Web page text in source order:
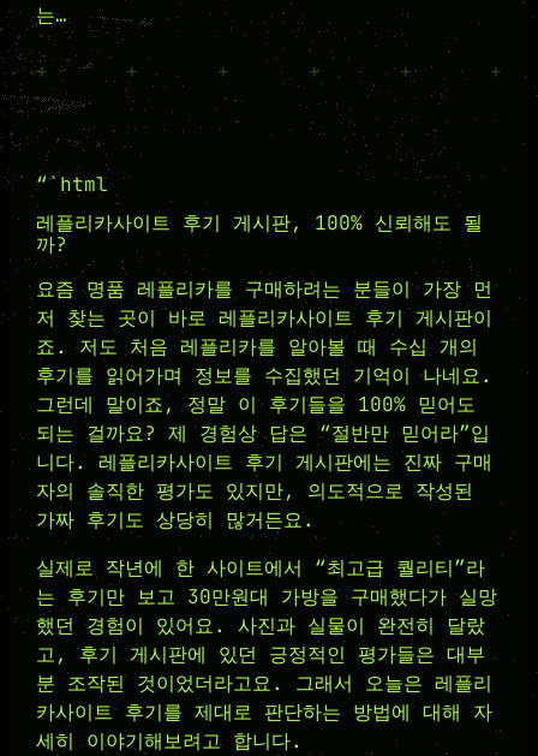
는…
+ + + + + +
“`html
레플리카사이트 후기 게시판, 100% 신뢰해도 될
까?
요즘 명품 레플리카를 구매하려는 분들이 가장 먼
저 찾는 곳이 바로 레플리카사이트 후기 게시판이
죠. 저도 처음 레플리카를 알아볼 때 수십 개의
후기를 읽어가며 정보를 수집했던 기억이 나네요.
그런데 말이죠, 정말 이 후기들을 100% 믿어도
되는 걸까요? 제 경험상 답은 “절반만 믿어라”입
니다. 레플리카사이트 후기 게시판에는 진짜 구매
자의 솔직한 평가도 있지만, 의도적으로 작성된
가짜 후기도 상당히 많거든요.
실제로 작년에 한 사이트에서 “최고급 퀄리티”라
는 후기만 보고 30만원대 가방을 구매했다가 실망
했던 경험이 있어요. 사진과 실물이 완전히 달랐
고, 후기 게시판에 있던 긍정적인 평가들은 대부
분 조작된 것이었더라고요. 그래서 오늘은 레플리
카사이트 후기를 제대로 판단하는 방법에 대해 자
세히 이야기해보려고 합니다.